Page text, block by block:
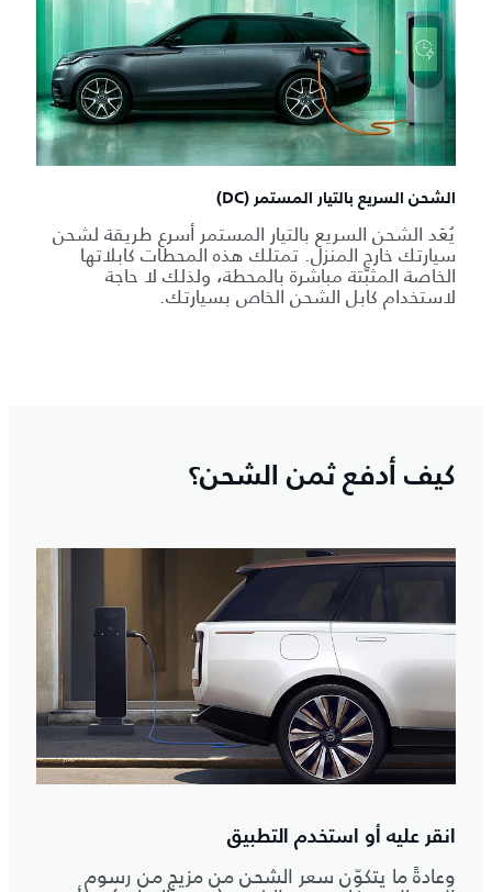
الشحن السريع بالتيار المستمر (DC)
يُعَد الشحن السريع بالتيار المستمر أسرع طريقة لشحن
سيارتك خارج المنزل. تمتلك هذه المحطات كابلاتها
الخاصة المثبّتة مباشرة بالمحطة، ولذلك لا حاجة
لاستخدام كابل الشحن الخاص بسيارتك.
كيف أدفع ثمن الشحن؟
انقر عليه أو استخدم التطبيق
وعادةً ما يتكوّن سعر الشحن من مزيج من رسوم